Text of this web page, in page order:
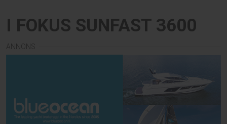
I FOKUS SUNFAST 3600